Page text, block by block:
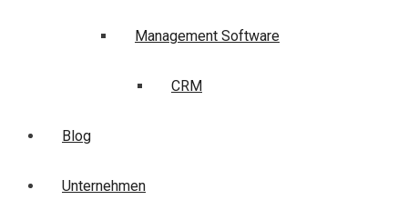
Management Software
CRM
Blog
Unternehmen